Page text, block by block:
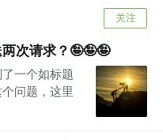
关注
次请求？🤪🤪🤪
一个如标题
问题，这里